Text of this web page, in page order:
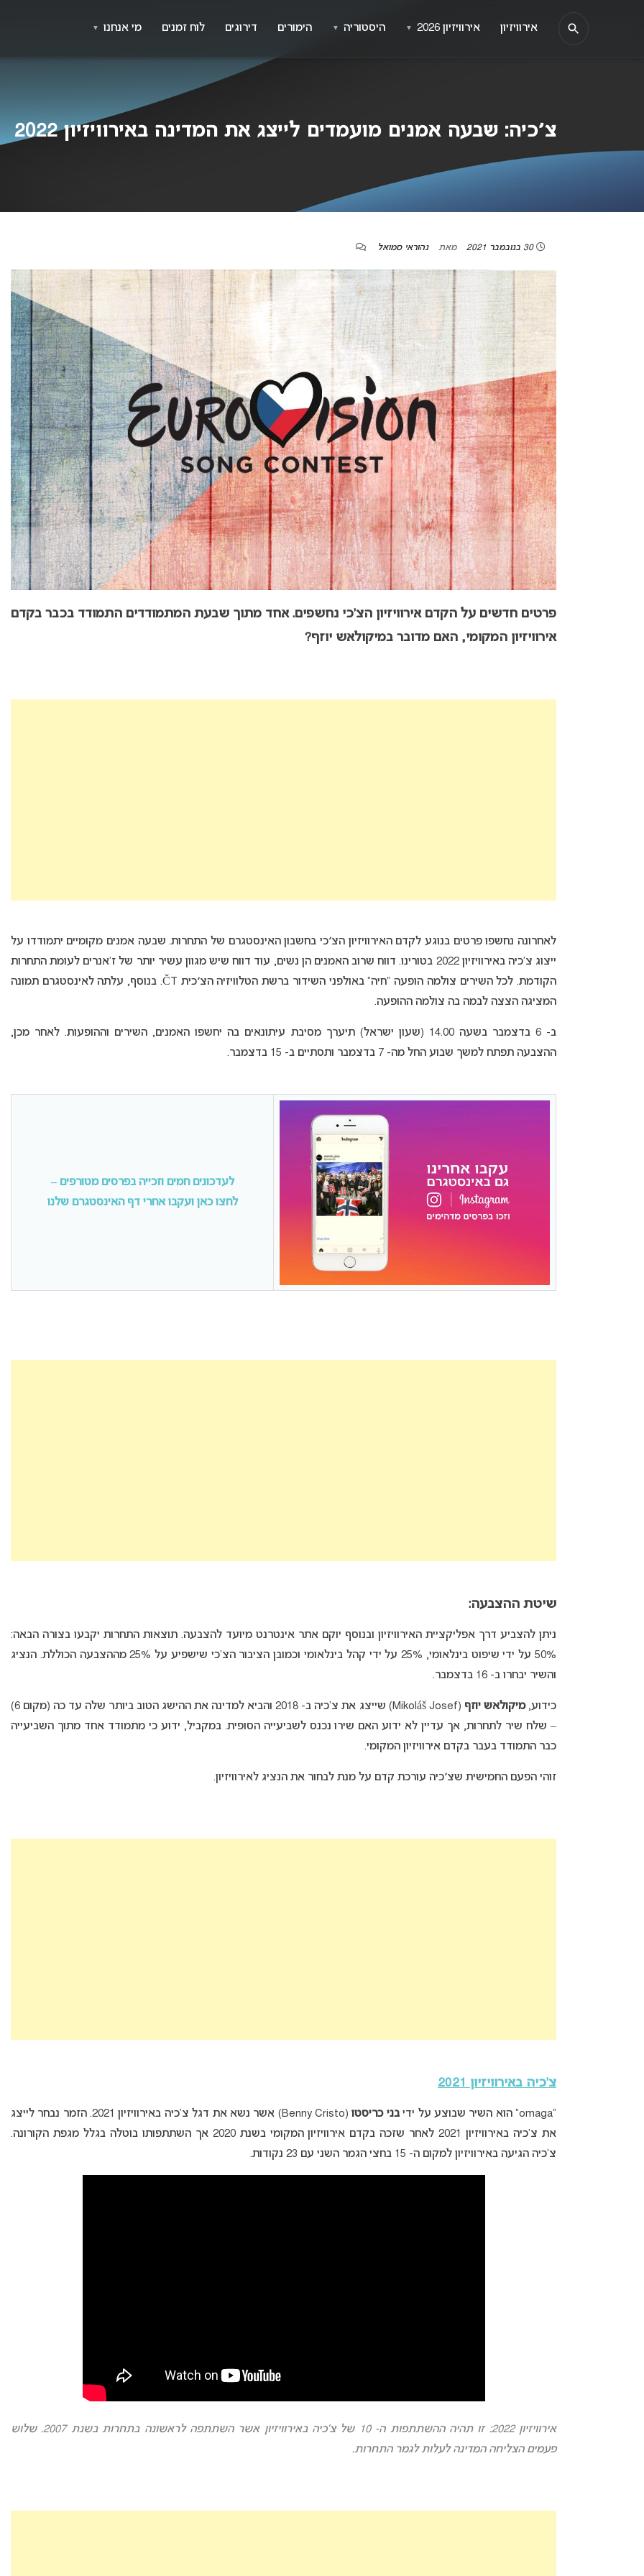
צ׳כיה: שבעה אמנים מועמדים לייצג את המדינה באירוויזיון 2022
30 בנובמבר 2021 מאת נהוראי סמואל
פרטים חדשים על הקדם אירוויזיון הצ’כי נחשפים. אחד מתוך שבעת המתמודדים התמודד בכבר בקדם
אירוויזיון המקומי, האם מדובר במיקולאש יוזף?
לאחרונה נחשפו פרטים בנוגע לקדם האירוויזיון הצ׳כי בחשבון האינסטגרם של התחרות. שבעה אמנים מקומיים יתמודדו על
ייצוג צ’כיה באירוויזיון 2022 בטורינו. דווח שרוב האמנים הן נשים, עוד דווח שיש מגוון עשיר יותר של ז’אנרים לעומת התחרות
הקודמת. לכל השירים צולמה הופעה “חיה” באולפני השידור ברשת הטלוויזיה הצ׳כית ČT. בנוסף, עלתה לאינסטגרם תמונה
המציגה הצצה לבמה בה צולמה ההופעה.
ב- 6 בדצמבר בשעה 14.00 (שעון ישראל) תיערך מסיבת עיתונאים בה יחשפו האמנים, השירים וההופעות. לאחר מכן,
ההצבעה תפתח למשך שבוע החל מה- 7 בדצמבר ותסתיים ב- 15 בדצמבר.
לעדכונים חמים וזכייה בפרסים מטורפים –
לחצו כאן ועקבו אחרי דף האינסטגרם שלנו
שיטת ההצבעה:
ניתן להצביע דרך אפליקציית האירוויזיון ובנוסף יוקם אתר אינטרנט מיועד להצבעה. תוצאות התחרות יקבעו בצורה הבאה:
50% על ידי שיפוט בינלאומי, 25% על ידי קהל בינלאומי וכמובן הציבור הצ’כי שישפיע על 25% מההצבעה הכוללת. הנציג
והשיר יבחרו ב- 16 בדצמבר.
כידוע,מיקולאש יוזף
(Mikoláš Josef) שייצג את צ’כיה ב- 2018 והביא למדינה את ההישג הטוב ביותר שלה עד כה (מקום 6)
– שלח שיר לתחרות, אך עדיין לא ידוע האם שירו נכנס לשביעייה הסופית. במקביל, ידוע כי מתמודד אחד מתוך השביעייה
כבר התמודד בעבר בקדם אירוויזיון המקומי.
זוהי הפעם החמישית שצ׳כיה עורכת קדם על מנת לבחור את הנציג לאירוויזיון.
צ’כיה באירוויזיון 2021
“omaga” הוא השיר שבוצע על ידי בני כריסטו(Benny Cristo)
אשר נשא את דגל צ’כיה באירוויזיון 2021. הזמר נבחר לייצג
את צ’כיה באירוויזיון 2021 לאחר שזכה בקדם אירוויזיון המקומי בשנת 2020 אך השתתפותו בוטלה בגלל מגפת הקורונה.
צ’כיה הגיעה באירוויזיון למקום ה- 15 בחצי הגמר השני עם 23 נקודות.
אירוויזיון 2022: זו תהיה ההשתתפות ה- 10 של צ’כיה באירוויזיון אשר השתתפה לראשונה בתחרות בשנת 2007. שלוש
פעמים הצליחה המדינה לעלות לגמר התחרות.
אירוויזיון אירוויזיון 2026 ▼ היסטוריה ▼ הימורים דירוגים לוח זמנים מי אנחנו ▼